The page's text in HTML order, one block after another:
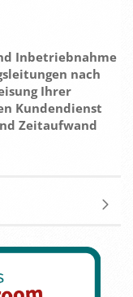
Inbetriebnahme
nach
Ihrer
Kundendienst
Zeitaufwand